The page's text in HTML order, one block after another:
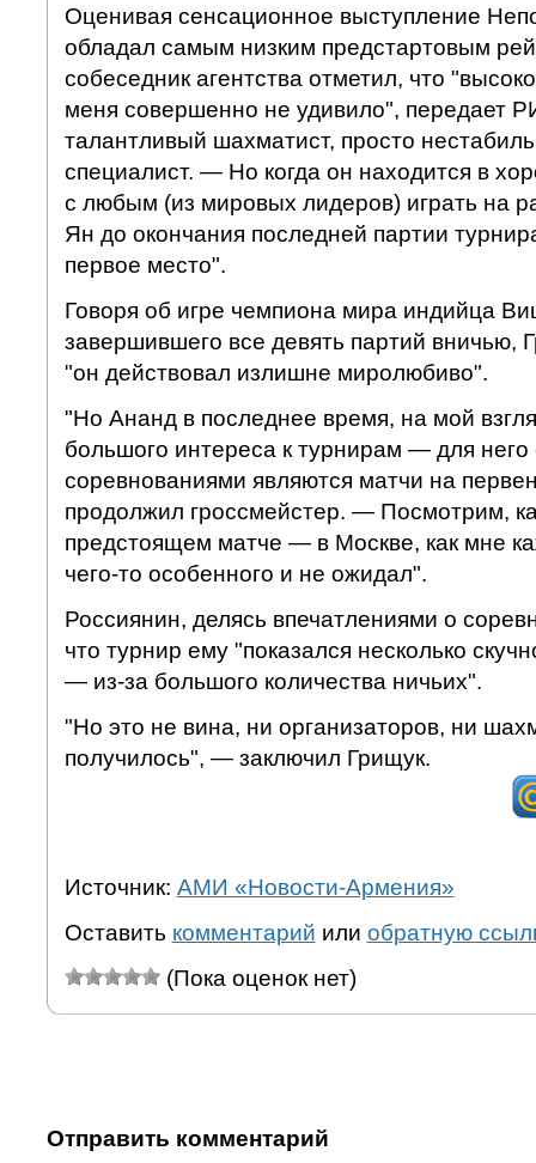
Оценивая сенсационное выступление
обладал самым низким предстартовым
собеседник агентства отметил, что
меня совершенно не удивило", передает
талантливый шахматист, просто
специалист. — Но когда он находится в
с любым (из мировых лидеров) играть на
Ян до окончания последней партии
первое место".
Говоря об игре чемпиона мира индийца
завершившего все девять партий вничью,
"он действовал излишне миролюбиво".
"Но Ананд в последнее время, на мой
большого интереса к турнирам — для
соревнованиями являются матчи на
продолжил гроссмейстер. — Посмотрим,
предстоящем матче — в Москве, как мне
чего-то особенного и не ожидал".
Россиянин, делясь впечатлениями о
что турнир ему "показался несколько
— из-за большого количества ничьих".
"Но это не вина, ни организаторов, ни
получилось", — заключил Грищук.
Источник: АМИ «Новости-Армения»
Оставить комментарий или обратную
(Пока оценок нет)
Отправить комментарий